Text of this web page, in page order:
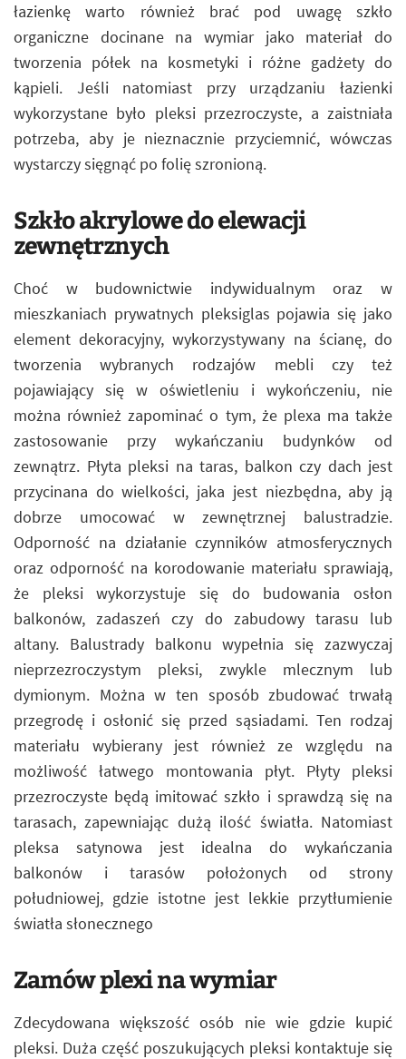
łazienkę warto również brać pod uwagę szkło
organiczne docinane na wymiar jako materiał do
tworzenia półek na kosmetyki i różne gadżety do
kąpieli. Jeśli natomiast przy urządzaniu łazienki
wykorzystane było pleksi przezroczyste, a zaistniała
potrzeba, aby je nieznacznie przyciemnić, wówczas
wystarczy sięgnąć po folię szronioną.
Szkło akrylowe do elewacji
zewnętrznych
Choć w budownictwie indywidualnym oraz w
mieszkaniach prywatnych pleksiglas pojawia się jako
element dekoracyjny, wykorzystywany na ścianę, do
tworzenia wybranych rodzajów mebli czy też
pojawiający się w oświetleniu i wykończeniu, nie
można również zapominać o tym, że plexa ma także
zastosowanie przy wykańczaniu budynków od
zewnątrz. Płyta pleksi na taras, balkon czy dach jest
przycinana do wielkości, jaka jest niezbędna, aby ją
dobrze umocować w zewnętrznej balustradzie.
Odporność na działanie czynników atmosferycznych
oraz odporność na korodowanie materiału sprawiają,
że pleksi wykorzystuje się do budowania osłon
balkonów, zadaszeń czy do zabudowy tarasu lub
altany. Balustrady balkonu wypełnia się zazwyczaj
nieprzezroczystym pleksi, zwykle mlecznym lub
dymionym. Można w ten sposób zbudować trwałą
przegrodę i osłonić się przed sąsiadami. Ten rodzaj
materiału wybierany jest również ze względu na
możliwość łatwego montowania płyt. Płyty pleksi
przezroczyste będą imitować szkło i sprawdzą się na
tarasach, zapewniając dużą ilość światła. Natomiast
pleksa satynowa jest idealna do wykańczania
balkonów i tarasów położonych od strony
południowej, gdzie istotne jest lekkie przytłumienie
światła słonecznego
Zamów plexi na wymiar
Zdecydowana większość osób nie wie gdzie kupić
pleksi. Duża część poszukujących pleksi kontaktuje się